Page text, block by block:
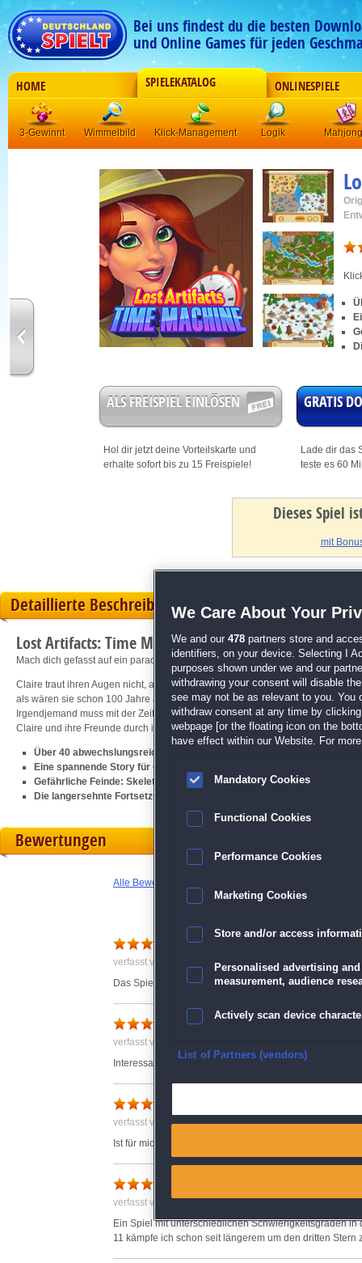
Bei uns findest du die besten
und Online Games für jeden
HOME SPIELEKATALOG ONLINESPIELE
3-Gewinnt Wimmelbild Klick-Management Logik Mahjong
ALS FREISPIEL EINLÖSEN
Hol dir jetzt deine Vorteilskarte und
erhalte sofort bis zu 15 Freispiele!
GRATIS
Lade dir das
teste es 60
Dieses Spiel
mit
Detaillierte Beschreibung
Lost Artifacts: Time Machine
Mach dich gefasst auf ein paradoxes Spiel mit der Zeit!
Claire traut ihren Augen nicht, als sie das Forschungsinstitut betritt, in das sie
als wären sie schon 100 Jahre alt. Ein Mammut aus der Eiszeit steht plötzlich
Irgendjemand muss mit der Zeit gespielt haben - und seine Absichten
Claire und ihre Freunde durch ihre Klick-Management-Zeitreise begleiten
Über 40 abwechslungsreiche Klick-Management-Level
Eine spannende Story für Groß und Klein
Gefährliche Feinde: Skelette, Kraken und Drohnen
Die langersehnte Fortsetzung von
Bewertungen
Alle Bewertungen anzeigen
Nettes Spiel
verfasst von Anonym am 01.11.2019 um 00:43
Das Spiel ist unterhaltsam wie seine Vorgänger, hat
macht Lust auf mehr!!
verfasst von Anonym am 23.12.2018 um 16:54
Interessant gestaltet, auch spannend. Mehr davon
verfasst von Anonym am 26.12.2019 um 13:15
Ist für mich ein sehr gutes Spiel. Gute Grafik und man
verfasst von Anonym am 18.01.2019 um 12:00
Ein Spiel mit unterschiedlichen Schwierigkeitsgraden
11 kämpfe ich schon seit längerem um den dritten
We Care About Your
We and our 478 partners store and
identifiers, on your device. Selecting I
purposes shown under we and our
withdrawing your consent will disable
see may not be as relevant to you. You
withdraw consent at any time by
webpage [or the floating icon on the
have effect within our Website. For
Mandatory Cookies
Functional Cookies
Performance Cookies
Marketing Cookies
Store and/or access
Personalised advertising
measurement, audience
Actively scan device
Ensure security, prevent
Save and communicate
List of Partners (vendors)